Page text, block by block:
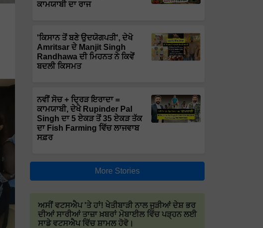
ਕਾਮਯਾਬੀ ਦਾ ਰਾਜ
'ਕਿਸਾਨ ਤੋਂ ਬਣੇ ਉਦਯੋਗਪਤੀ', ਦੇਖੋ
Amritsar ਦੇ Manjit Singh
Randhawa ਦੀ ਮਿਹਨਤ ਨੇ ਕਿਵੇਂ
ਬਦਲੀ ਕਿਸਮਤ
ਨਵੀਂ ਸੋਚ + ਦ੍ਰਿੜ ਇਰਾਦਾ =
ਕਾਮਯਾਬੀ, ਦੇਖੋ Rupinder Pal
Singh ਦਾ 5 ਏਕੜ ਤੋਂ 35 ਏਕੜ ਤੱਕ
ਦਾ Fish Farming ਵਿੱਚ ਲਾਜਵਾਬ
ਸਫ਼ਰ
More Stories
ਅਸੀਂ ਵਟਸਐਪ 'ਤੇ ਹਾਂ! ਖੇਤੀਬਾੜੀ ਨਾਲ ਜੁੜੀਆਂ ਦੇਸ਼ ਭਰ
ਦੀਆਂ ਸਾਰੀਆਂ ਤਾਜ਼ਾ ਖ਼ਬਰਾਂ ਮੋਬਾਈਲ ਵਿੱਚ ਪੜ੍ਹਨ ਲਈ
ਸਾਡੇ ਵਟਸਐਪ ਵਿੱਚ ਸ਼ਾਮਲ ਹੋਵੋ।